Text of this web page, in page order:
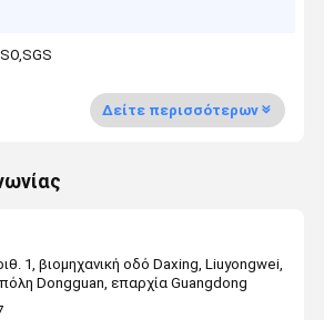
Δείτε περισσότερων
1, βιομηχανική οδό Daxing, Liuyongwei,
Dongguan, επαρχία Guangdong